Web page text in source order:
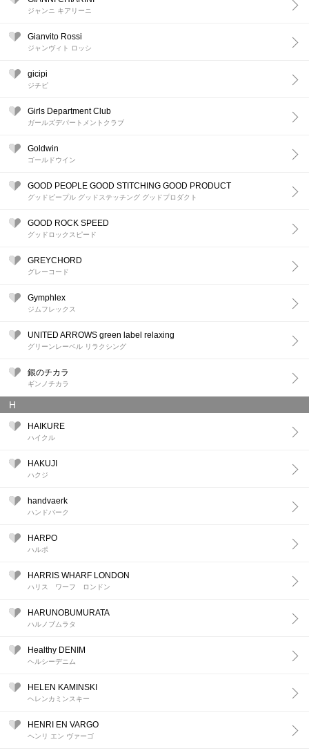
ジャンニ キアリーニ
Gianvito Rossi
ジャンヴィト ロッシ
gicipi
ジチピ
Girls Department Club
ガールズデパートメントクラブ
Goldwin
ゴールドウイン
GOOD PEOPLE GOOD STITCHING GOOD PRODUCT
グッドピープル グッドステッチング グッドプロダクト
GOOD ROCK SPEED
グッドロックスピード
GREYCHORD
グレーコード
Gymphlex
ジムフレックス
UNITED ARROWS green label relaxing
グリーンレーベル リラクシング
銀のチカラ
ギンノチカラ
H
HAIKURE
ハイクル
HAKUJI
ハクジ
handvaerk
ハンドバーク
HARPO
ハルポ
HARRIS WHARF LONDON
ハリス ワーフ ロンドン
HARUNOBUMURATA
ハルノブムラタ
Healthy DENIM
ヘルシーデニム
HELEN KAMINSKI
ヘレンカミンスキー
HENRI EN VARGO
ヘンリ エン ヴァーゴ